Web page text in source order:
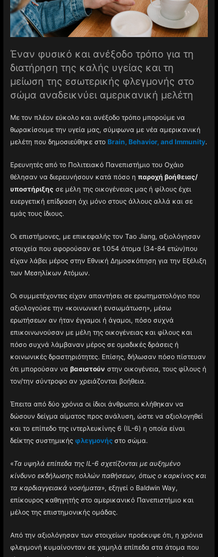
Έναν φυσικό και ανέξοδο τρόπο για τη
διατήρηση της καλής υγείας και τη
μείωση της εσωτερικής φλεγμονής στο
σώμα αναδεικνύει αμερικανική μελέτη
Με τον πλέον εύκολο και ανέξοδο τρόπο μπορούμε να
θωρακίσουμε την υγεία μας, σύμφωνα με νέα αμερικανική
μελέτη που δημοσιεύθηκε στο Brain, Behavior, and Immunity.
Ερευνητές από το Πολιτειακό Πανεπιστήμιο του Οχάιο
θέλησαν να διερευνήσουν κατά πόσο ηπαροχή βοήθειας/
υποστήριξης σε μέλη της οικογένειας μας ή φίλους έχει
ευεργετική επίδραση όχι μόνο στους άλλους αλλά και σε
εμάς τους ίδιους.
Οι επιστήμονες, με επικεφαλής τον Tao Jiang, αξιολόγησαν
στοιχεία που αφορούσαν σε 1.054 άτομα (34-84 ετών)που
είχαν λάβει μέρος στην Εθνική Δημοσκόπηση για την Εξέλιξη
των Μεσηλίκων Ατόμων.
Οι συμμετέχοντες είχαν απαντήσει σε ερωτηματολόγιο που
αξιολογούσε την «κοινωνική ενσωμάτωση», μέσω
ερωτήσεων αν ήταν έγγαμοι ή άγαμοι, πόσο συχνά
επικοινωνούσαν με μέλη της οικογένειας και φίλους και
πόσο συχνά λάμβαναν μέρος σε ομαδικές δράσεις ή
κοινωνικές δραστηριότητες. Επίσης, δήλωσαν πόσο πίστευαν
ότι μπορούσαν ναβασιστούν στην οικογένεια, τους φίλους ή
τον/την σύντροφο αν χρειάζονται βοήθεια.
Έπειτα από δύο χρόνια οι ίδιοι άνθρωποι κλήθηκαν να
δώσουν δείγμα αίματος προς ανάλυση, ώστε να αξιολογηθεί
και το επίπεδο της ιντερλευκίνης 6 (IL-6) η οποία είναι
δείκτης συστημικής φλεγμονής στο σώμα.
«Τα υψηλά επίπεδα της IL-6 σχετίζονται με αυξημένο
κίνδυνο εκδήλωσης πολλών παθήσεων, όπως ο καρκίνος και
τα καρδιαγγειακά νοσήματα», εξηγεί ο Baldwin Way,
επίκουρος καθηγητής στο αμερικανικό Πανεπιστήμιο και
μέλος της επιστημονικής ομάδας.
Από την αξιολόγησαν των στοιχείων προέκυψε ότι, η χρόνια
φλεγμονή κυμαίνονταν σε χαμηλά επίπεδα στα άτομα που